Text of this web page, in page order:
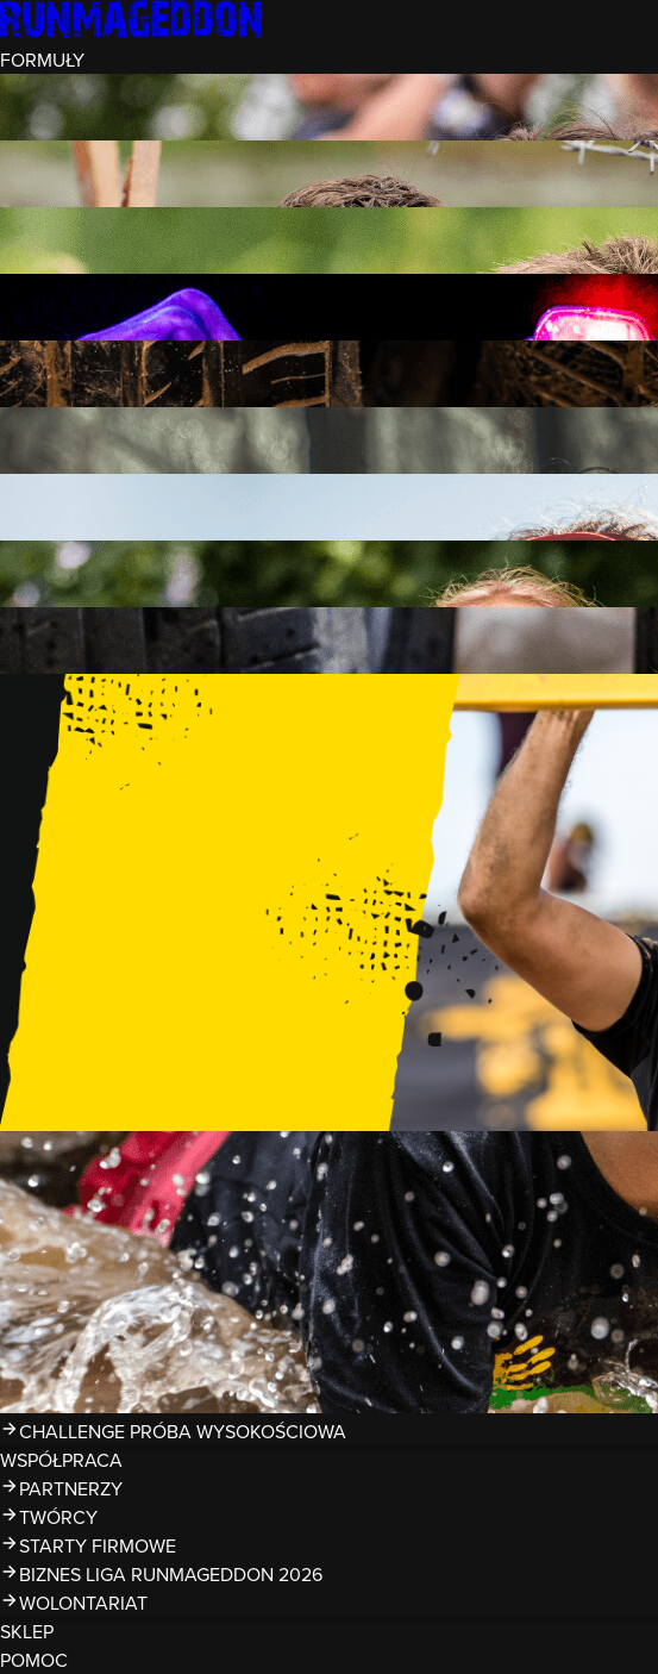
FORMUŁY
INTRO (¼)
15 PRZESZKÓD
3 KM+
REKRUT (½)
30 PRZESZKÓD
RUNMAGEDDON
50 PRZESZKÓD
12 KM+
NOCNY REKRUT (½)
30 PRZESZKÓD
6 KM+
INTRO U-16
15 PRZESZKÓD
3 KM+
RUNMAGEDDON HARDCORE
70 PRZESZKÓD
21 KM+
FAMILY
15 PRZESZKÓD
2 KM+
KIDS
15 PRZESZKÓD
1 KM+
TRENINGI
WYDARZENIA
RUNMAGEDDON LUBLIN ZALEW ZEMBORZYCKI 22/23.08.2026
RUNMAGEDDON ERGO ARENA GDAŃSK/SOPOT 12/13.09.2026
RUNMAGEDDON KIDS: DEMO WARSZAWA 24/26.09.2026
RUNMAGEDDON WROCŁAW KOPALNIA ROLANTOWICE 26/27.09.2026
RUNMAGEDDON WARSZAWA TWIERDZA MODLIN 10/11.10.2026
RUNMAGEDDON JURAPARK BAŁTÓW 24/25.10.2026
RUNMAGEDDON HALLOWEEN WARSZAWA 31.10.2026
TRENINGI
VOUCHERY
DLA ZAWODNIKÓW
ZDJĘCIA
KALENDARZ 2026
WYNIKI
LIGA RUNMAGEDDON 2026
SUPERLIGA RUNMAGEDDON 2026
SUPERLIGA RMG KIDS 2026
KWALIFIKACJE DO MISTRZOSTW EUROPY I ŚWIATA OCR
TROFEA
LEGENDY RUNMAGEDDON
MAGAZYN
CHALLENGE PRÓBA WYSOKOŚCIOWA
WSPÓŁPRACA
PARTNERZY
TWÓRCY
STARTY FIRMOWE
BIZNES LIGA RUNMAGEDDON 2026
WOLONTARIAT
SKLEP
POMOC